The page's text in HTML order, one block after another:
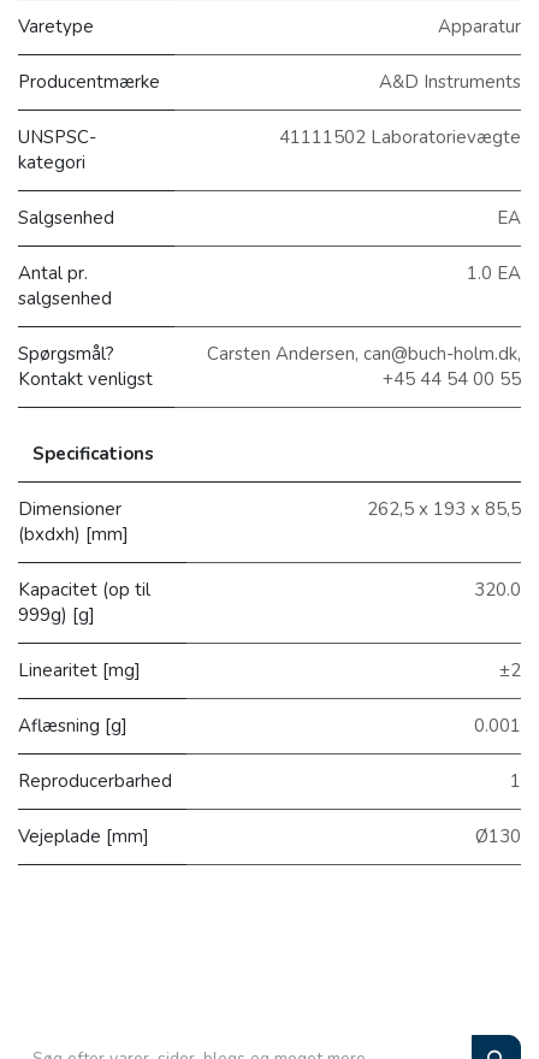
Varetype Apparatur
Producentmærke A&D Instruments
UNSPSC-
kategori
41111502 Laboratorievægte
Salgsenhed EA
Antal pr.
salgsenhed
1.0 EA
Spørgsmål?
Kontakt venligst
Carsten Andersen, can@buch-holm.dk,
+45 44 54 00 55
Specifications
Dimensioner
(bxdxh) [mm]
262,5 x 193 x 85,5
Kapacitet (op til
999g) [g]
320.0
Linearitet [mg] ±2
Aflæsning [g] 0.001
Reproducerbarhed 1
Vejeplade [mm] Ø130